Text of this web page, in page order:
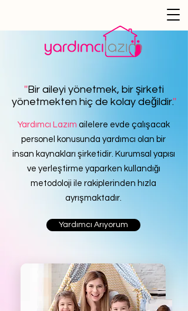
''Bir aileyi yönetmek, bir şirketi
yönetmekten hiç de kolay değildir.''
Yardımcı Lazım ailelere evde çalışacak
personel konusunda yardımcı olan bir
insan kaynakları şirketidir. Kurumsal yapısı
ve yerleştirme yaparken kullandığı
metodoloji ile rakiplerinden hızla
ayrışmaktadır.
Yardımcı Arıyorum